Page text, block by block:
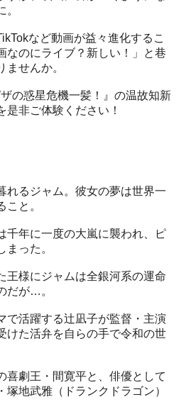
など動画が益々進化するこ
なのにライブ？新しい！」と巷
ませんか。
の惑星危機一髪！』の温故知新
是非ご体験ください！
れるジャム。彼女の夢は世界一
と。
千年に一度の大嵐に襲われ、ピ
った。
王様にジャムは全銀河系の運命
だが…。
で活躍する辻凪子が監督・主演
けた活弁を自らの手で令和の世
喜劇王・間寛平と、俳優として
塚地武雅（ドランクドラゴン）